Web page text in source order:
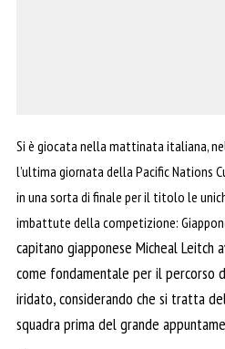
Si è giocata nella mattinata italiana,
l’ultima giornata della Pacific Nations
in una sorta di finale per il titolo le
imbattute della competizione:
capitano giapponese Micheal
come fondamentale per il percorso
iridato, considerando che si tratta
squadra prima del grande